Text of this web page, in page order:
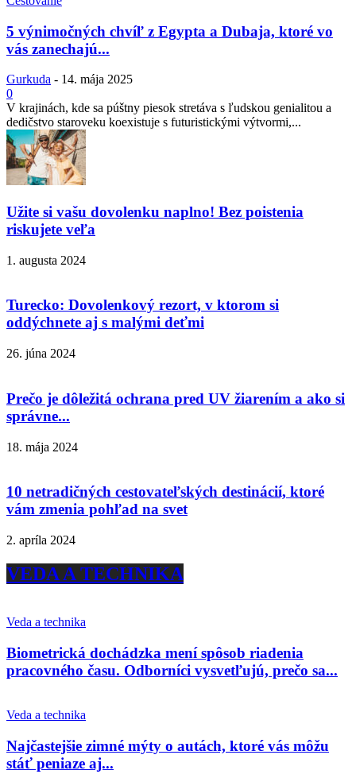
5 výnimočných chvíľ z Egypta a Dubaja, ktoré vo
vás zanechajú...
Gurkuda - 14. mája 2025
0
V krajinách, kde sa púštny piesok stretáva s ľudskou genialitou a
dedičstvo staroveku koexistuje s futuristickými výtvormi,...
Užite si vašu dovolenku naplno! Bez poistenia
riskujete veľa
1. augusta 2024
Turecko: Dovolenkový rezort, v ktorom si
oddýchnete aj s malými deťmi
26. júna 2024
Prečo je dôležitá ochrana pred UV žiarením a ako si
správne...
18. mája 2024
10 netradičných cestovateľských destinácií, ktoré
vám zmenia pohľad na svet
2. apríla 2024
VEDA A TECHNIKA
Veda a technika
Biometrická dochádzka mení spôsob riadenia
pracovného času. Odborníci vysvetľujú, prečo sa...
Veda a technika
Najčastejšie zimné mýty o autách, ktoré vás môžu
stáť peniaze aj...